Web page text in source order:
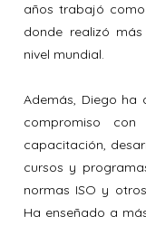
años trabajó como
donde realizó
nivel mundial.
Además, Diego ha
compromiso
capacitación,
cursos y
normas ISO y
Ha enseñado a